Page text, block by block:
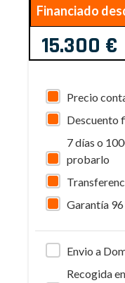
Financiado
15.300 €
Precio
Descuento
7 días o
probarlo
Garantía 96
Envio a
Recogida